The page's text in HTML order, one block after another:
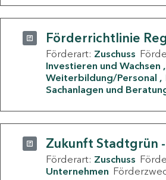
Förderrichtlinie
Förderart: Zuschuss
Investieren und Wachsen
Weiterbildung/Personal
Sachanlagen und
Zukunft Stadtgrün
Förderart: Zuschuss
Unternehmen